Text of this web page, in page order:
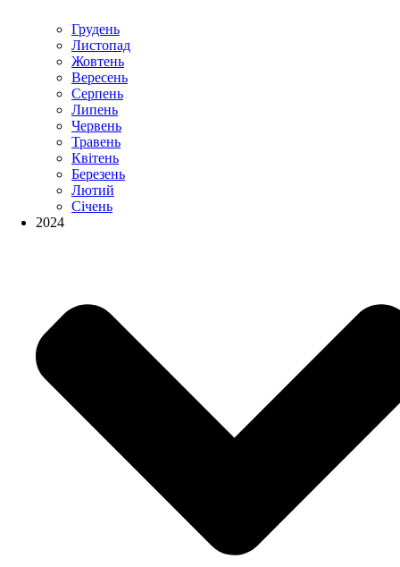
Грудень
Листопад
Жовтень
Вересень
Серпень
Липень
Червень
Травень
Квітень
Березень
Лютий
Січень
2024